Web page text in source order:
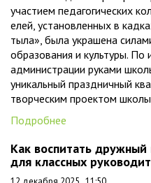
участием педагогических
елей, установленных в
тыла», была украшена
образования и культуры. По
администрации руками
уникальный праздничный
творческим проектом
Подробнее
Как воспитать
для классных